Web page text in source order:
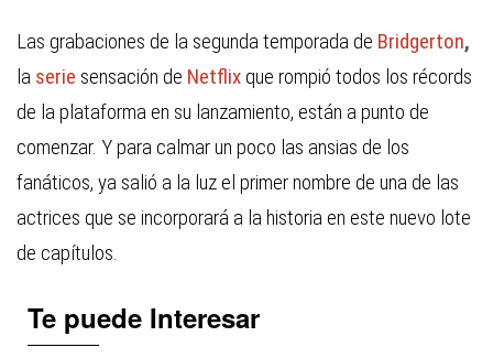
Las grabaciones de la segunda temporada de Bridgerton,
la serie sensación de Netflix que rompió todos los récords
de la plataforma en su lanzamiento, están a punto de
comenzar. Y para calmar un poco las ansias de los
fanáticos, ya salió a la luz el primer nombre de una de las
actrices que se incorporará a la historia en este nuevo lote
de capítulos.
Te puede Interesar